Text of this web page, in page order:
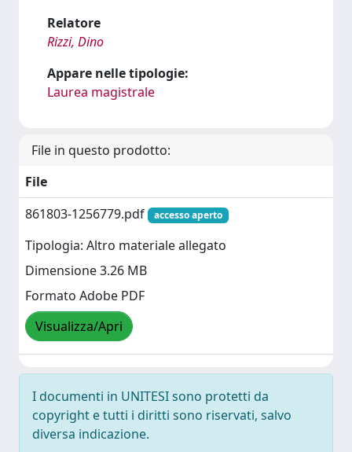
Relatore
Rizzi, Dino
Appare nelle tipologie:
Laurea magistrale
File in questo prodotto:
File
861803-1256779.pdf
accesso aperto
Tipologia: Altro materiale allegato
Dimensione 3.26 MB
Formato Adobe PDF
Visualizza/Apri
I documenti in UNITESI sono protetti da
copyright e tutti i diritti sono riservati, salvo
diversa indicazione.